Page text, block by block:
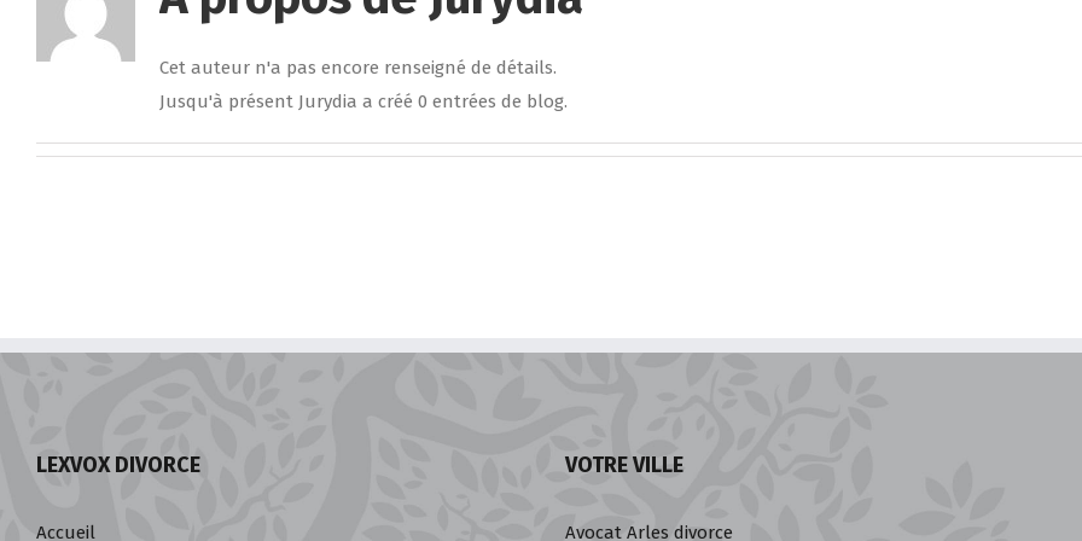
Cet auteur n'a pas encore renseigné de détails.
Jusqu'à présent Jurydia a créé 0 entrées de blog.
LEXVOX DIVORCE
Accueil
VOTRE VILLE
Avocat Arles divorce